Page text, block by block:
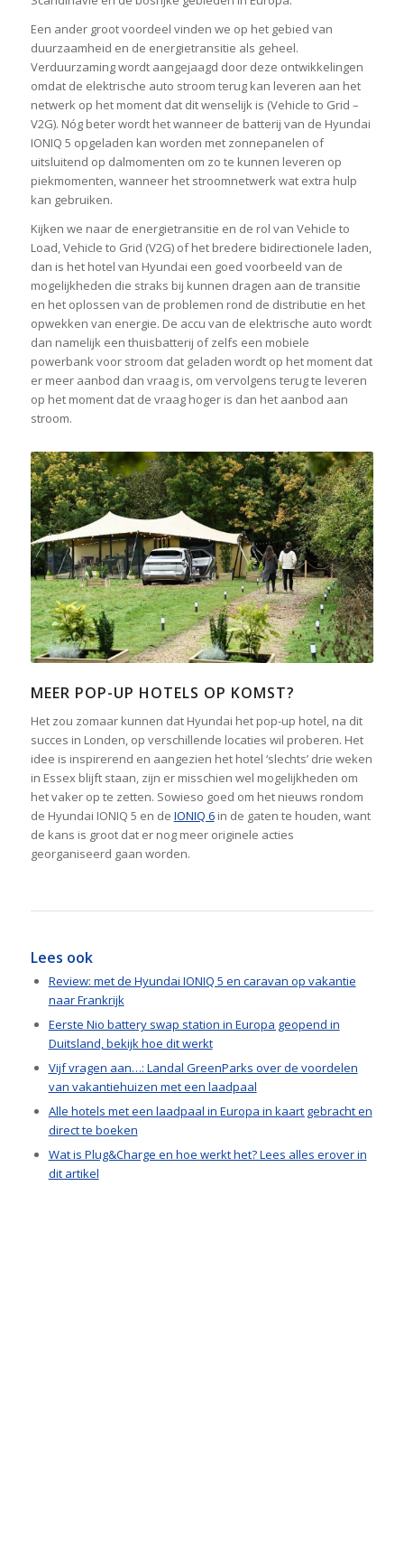
Een ander groot voordeel vinden we op het gebied van
duurzaamheid en de energietransitie als geheel.
Verduurzaming wordt aangejaagd door deze ontwikkelingen
omdat de elektrische auto stroom terug kan leveren aan het
netwerk op het moment dat dit wenselijk is (Vehicle to Grid –
V2G). Nóg beter wordt het wanneer de batterij van de Hyundai
IONIQ 5 opgeladen kan worden met zonnepanelen of
uitsluitend op dalmomenten om zo te kunnen leveren op
piekmomenten, wanneer het stroomnetwerk wat extra hulp
kan gebruiken.
Kijken we naar de energietransitie en de rol van Vehicle to
Load, Vehicle to Grid (V2G) of het bredere bidirectionele laden,
dan is het hotel van Hyundai een goed voorbeeld van de
mogelijkheden die straks bij kunnen dragen aan de transitie
en het oplossen van de problemen rond de distributie en het
opwekken van energie. De accu van de elektrische auto wordt
dan namelijk een thuisbatterij of zelfs een mobiele
powerbank voor stroom dat geladen wordt op het moment dat
er meer aanbod dan vraag is, om vervolgens terug te leveren
op het moment dat de vraag hoger is dan het aanbod aan
stroom.
MEER POP-UP HOTELS OP KOMST?
Het zou zomaar kunnen dat Hyundai het pop-up hotel, na dit
succes in Londen, op verschillende locaties wil proberen. Het
idee is inspirerend en aangezien het hotel ‘slechts’ drie weken
in Essex blijft staan, zijn er misschien wel mogelijkheden om
het vaker op te zetten. Sowieso goed om het nieuws rondom
de Hyundai IONIQ 5 en de IONIQ 6in de gaten te houden, want
de kans is groot dat er nog meer originele acties
georganiseerd gaan worden.
Lees ook
Review: met de Hyundai IONIQ 5 en caravan op vakantie
naar Frankrijk
Eerste Nio battery swap station in Europa geopend in
Duitsland, bekijk hoe dit werkt
Vijf vragen aan…: Landal GreenParks over de voordelen
van vakantiehuizen met een laadpaal
Alle hotels met een laadpaal in Europa in kaart gebracht en
direct te boeken
Wat is Plug&Charge en hoe werkt het? Lees alles erover in
dit artikel